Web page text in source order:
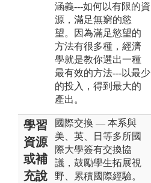
涵義---如何以有限的資
源，滿足無窮的慾
望。因為滿足慾望的
方法有很多種，經濟
學就是教你選出一種
最有效的方法---以最少
的投入，得到最大的
產出。
學習
資源
或補
充說
國際交換 — 本系與
美、英、日等多所國
際大學簽有交換協
議，鼓勵學生拓展視
野、累積國際經驗。